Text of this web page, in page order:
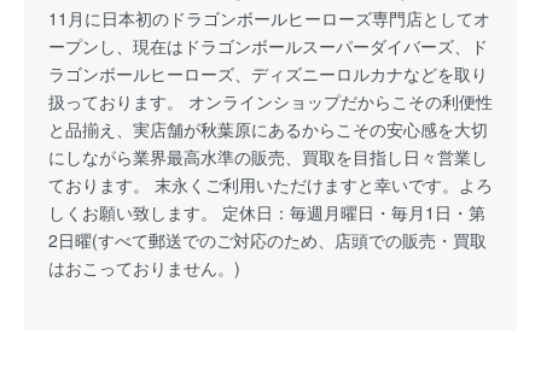
11月に日本初のドラゴンボールヒーローズ専門店としてオ
ープンし、現在はドラゴンボールスーパーダイバーズ、ド
ラゴンボールヒーローズ、ディズニーロルカナなどを取り
扱っております。 オンラインショップだからこその利便性
と品揃え、実店舗が秋葉原にあるからこその安心感を大切
にしながら業界最高水準の販売、買取を目指し日々営業し
ております。 末永くご利用いただけますと幸いです。よろ
しくお願い致します。 定休日：毎週月曜日・毎月1日・第
2日曜(すべて郵送でのご対応のため、店頭での販売・買取
はおこっておりません。)